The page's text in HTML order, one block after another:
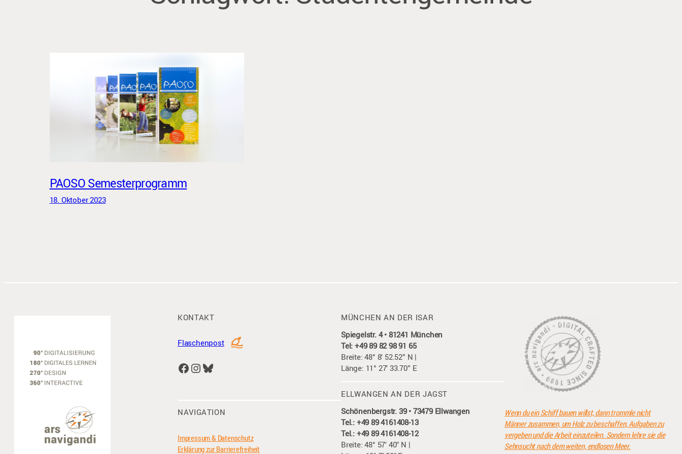
PAOSO Semesterprogramm
18. Oktober 2023
KONTAKT
Flaschenpost
Facebook InstagramBluesky
NAVIGATION
Impressum & Datenschutz
Erklärung zur Barrierefreiheit
MÜNCHEN AN DER ISAR
Spiegelstr. 4 • 81241 München
Tel: +49 89 82 98 91 65
Breite: 48° 8′ 52.52” N |
Länge: 11° 27′ 33.70” E
ELLWANGEN AN DER JAGST
Schönenbergstr. 39 • 73479 Ellwangen
Tel.: +49 89 4161408-13
Tel.: +49 89 4161408-12
Breite: 48° 57′ 40″ N |
Wenn du ein Schiff bauen willst, dann trommle nicht
Männer zusammen, um Holz zu beschaffen, Aufgaben zu
vergeben und die Arbeit einzuteilen. Sondern lehre sie die
Sehnsucht nach dem weiten, endlosen Meer.